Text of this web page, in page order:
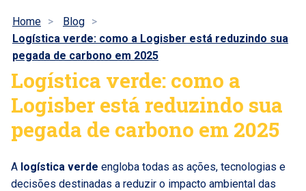
Home
Blog
Logística verde: como a Logisber está reduzindo sua
pegada de carbono em 2025
Logística verde: como a
Logisber está reduzindo sua
pegada de carbono em 2025
A logística verde engloba todas as ações, tecnologias e
decisões destinadas a reduzir o impacto ambiental das